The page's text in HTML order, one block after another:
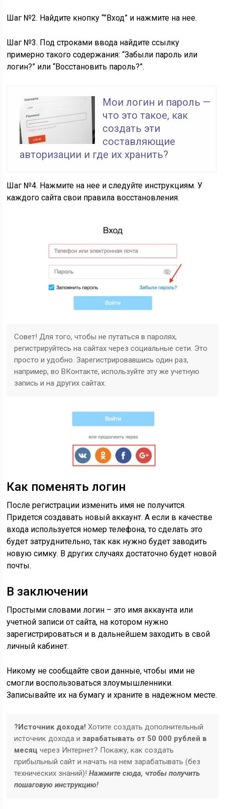
Шаг №2. Найдите кнопку “”Вход” и нажмите на нее.
Шаг №3. Под строками ввода найдите ссылку
примерно такого содержания: “Забыли пароль или
логин?” или “Восстановить пароль?”.
Мои логин и пароль —
что это такое, как
создать эти
составляющие
авторизации и где их хранить?
Шаг №4. Нажмите на нее и следуйте инструкциям. У
каждого сайта свои правила восстановления.
Совет! Для того, чтобы не путаться в паролях,
регистрируйтесь на сайтах через социальные сети. Это
просто и удобно. Зарегистрировавшись один раз,
например, во ВКонтакте, используйте эту же учетную
запись и на других сайтах.
Как поменять логин
После регистрации изменить имя не получится.
Придется создавать новый аккаунт. А если в качестве
входа используется номер телефона, то сделать это
будет затруднительно, так как нужно будет заводить
новую симку. В других случаях достаточно будет новой
почты.
В заключении
Простыми словами логин – это имя аккаунта или
учетной записи от сайта, на котором нужно
зарегистрироваться и в дальнейшем заходить в свой
личный кабинет.
Никому не сообщайте свои данные, чтобы ими не
смогли воспользоваться злоумышленники.
Записывайте их на бумагу и храните в надежном месте.
?Источник дохода! Хотите создать дополнительный
источник дохода изарабатывать от 50 000 рублей в
месяц через Интернет? Покажу, как создать
прибыльный сайт и начать на нем зарабатывать (без
технических знаний)!Нажмите сюда, чтобы получить
пошаговую инструкцию!